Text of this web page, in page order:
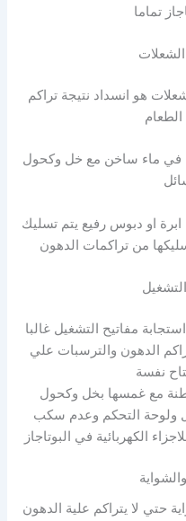
تماما
هو انسداد نتيجة تراكم
الطعام
في ماء ساخن مع خل وكحول
او دبوس رفيع يتم تسليك
من تراكمات الدهون
مفاتيح التشغيل غالبا
الدهون والترسبات علي
نفسة
مع غمسها بخل وكحول
ولوحة التحكم وعدم سكب
الكهربائية في البوتاجاز
حتي لا يتراكم علية الدهون